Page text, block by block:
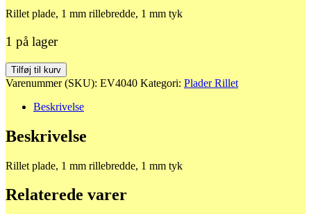
Rillet plade, 1 mm rillebredde, 1 mm tyk
1 på lager
4040
Rillet
rillebredde
antal
Tilføj til kurv
Varenummer (SKU): EV4040 Kategori: Plader Rillet
Beskrivelse
Beskrivelse
Rillet plade, 1 mm rillebredde, 1 mm tyk
Relaterede varer